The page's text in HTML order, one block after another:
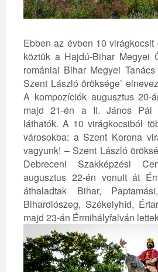
Ebben az évben 10 virágkocsit
köztük a Hajdú-Bihar Megyei
romániai Bihar Megyei
Szent László öröksége’
A kompozíciók augusztus 20-
majd 21-én a II. János Pál
láthatók. A 10 virágkocsiból
városokba: a Szent Korona
vagyunk! – Szent László
Debreceni Szakképzési
augusztus 22-én vonult át
áthaladtak Bihar,
Bihardiószeg, Székelyhíd,
majd 23-án Érmihályfalván